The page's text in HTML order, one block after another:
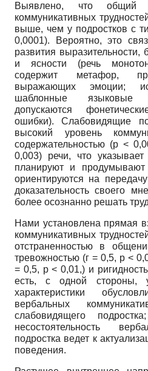
Выявлено, что общий
коммуникативных
выше, чем у подростков с
0,0001). Вероятно, это
развития выразительности,
и ясности (речь
содержит метафор,
выражающих эмоции;
шаблонные языковые
допускаются
ошибки). Слабовидящие
высокий уровень
содержательностью (p<
0,003) речи, что
планируют и продумывают
ориентируются на
доказательность своего
более осознанно решать
Нами установлена прямая
коммуникативных
отстраненностью в
тревожностью (г = 0,5, p <
= 0,5, p< 0,01,) и
есть, с одной стороны,
характеристики
вербальных
слабовидящего
несостоятельность
подростка ведет к
поведения.